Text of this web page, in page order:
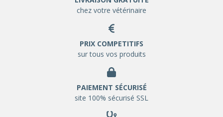
chez votre vétérinaire
PRIX COMPETITIFS
sur tous vos produits
PAIEMENT SÉCURISÉ
site 100% sécurisé SSL